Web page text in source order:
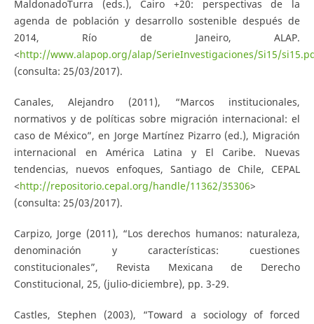
MaldonadoTurra (eds.), Cairo +20: perspectivas de la
agenda de población y desarrollo sostenible después de
2014, Río de Janeiro, ALAP.
<http://www.alapop.org/alap/SerieInvestigaciones/Si15/
(consulta: 25/03/2017).
Canales, Alejandro (2011), “Marcos institucionales,
normativos y de políticas sobre migración internacional: el
caso de México”, en Jorge Martínez Pizarro (ed.), Migración
internacional en América Latina y El Caribe. Nuevas
tendencias, nuevos enfoques, Santiago de Chile, CEPAL
<http://repositorio.cepal.org/handle/11362/35306>
(consulta: 25/03/2017).
Carpizo, Jorge (2011), “Los derechos humanos: naturaleza,
denominación y características: cuestiones
constitucionales”, Revista Mexicana de Derecho
Constitucional, 25, (julio-diciembre), pp. 3-29.
Castles, Stephen (2003), “Toward a sociology of forced